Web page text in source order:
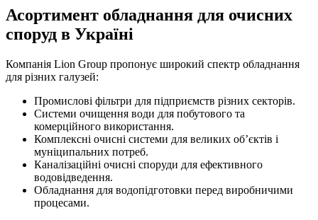
Асортимент обладнання для очисних
споруд в Україні
Компанія Lion Group пропонує широкий спектр обладнання
для різних галузей:
Промислові фільтри для підприємств різних секторів.
Системи очищення води для побутового та
комерційного використання.
Комплексні очисні системи для великих об’єктів і
муніципальних потреб.
Каналізаційні очисні споруди для ефективного
водовідведення.
Обладнання для водопідготовки перед виробничими
процесами.